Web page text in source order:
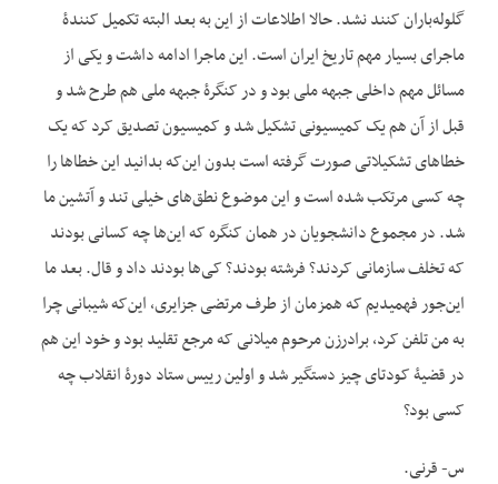
گلوله‌باران کنند نشد. حالا اطلاعات از این به بعد البته تکمیل کنندۀ
ماجرای بسیار مهم تاریخ ایران است. این ماجرا ادامه داشت و یکی از
مسائل مهم داخلی جبهه ملی بود و در کنگرۀ جبهه ملی هم طرح شد و
قبل از آن هم یک کمیسیونی تشکیل شد و کمیسیون تصدیق کرد که یک
خطاهای تشکیلاتی صورت گرفته است بدون این‌که بدانید این خطاها را
چه کسی مرتکب شده است و این موضوع نطق‌های خیلی تند و آتشین ما
شد. در مجموع دانشجویان در همان کنگره که این‌ها چه کسانی بودند
که تخلف سازمانی کردند؟ فرشته بودند؟ کی‌ها بودند داد و قال. بعد ما
این‌جور فهمیدیم که همزمان از طرف مرتضی جزایری، این‌که شیبانی چرا
به من تلفن کرد، برادرزن مرحوم میلانی که مرجع تقلید بود و خود این هم
در قضیۀ کودتای چیز دستگیر شد و اولین رییس ستاد دورۀ انقلاب چه
کسی بود؟
س- قرنی.